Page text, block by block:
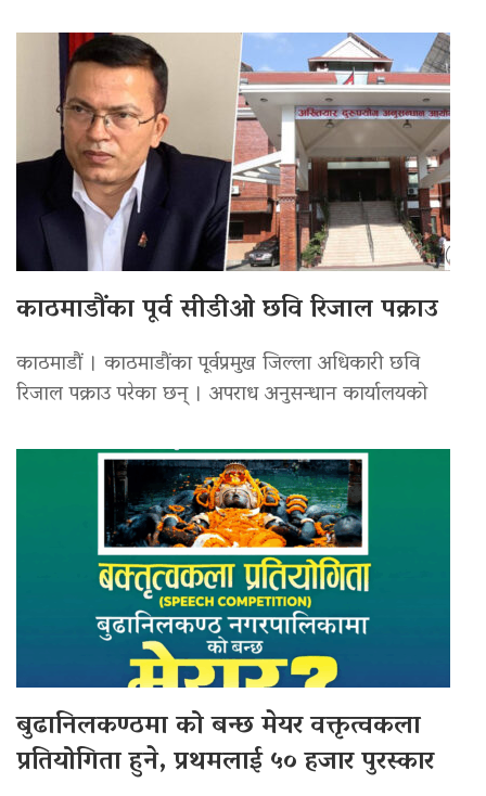
काठमाडौंका पूर्व सीडीओ छवि रिजाल पक्राउ
काठमाडौं । काठमाडौंका पूर्वप्रमुख जिल्ला अधिकारी छवि
रिजाल पक्राउ परेका छन् । अपराध अनुसन्धान कार्यालयको
बुढानिलकण्ठमा को बन्छ मेयर वक्तृत्वकला
प्रतियोगिता हुने, प्रथमलाई ५० हजार पुरस्कार